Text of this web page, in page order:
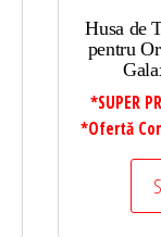
Husa de
pentru
*SUPER
*Ofertă